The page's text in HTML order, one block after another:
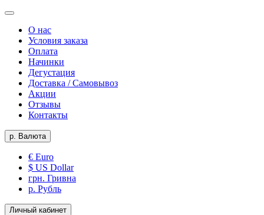
О нас
Условия заказа
Оплата
Начинки
Дегустация
Доставка / Самовывоз
Акции
Отзывы
Контакты
р. Валюта
€ Euro
$ US Dollar
грн. Гривна
р. Рубль
Личный кабинет